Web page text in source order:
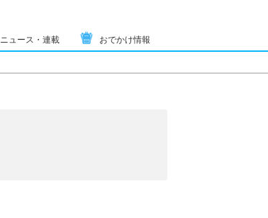
ニュース・連載 おでかけ情報